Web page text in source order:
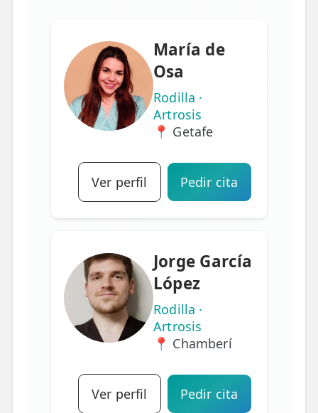
María de
Osa
Rodilla ·
Artrosis
📍 Getafe
Ver perfil Pedir cita
Jorge García
López
Rodilla ·
Artrosis
📍 Chamberí
Ver perfil Pedir cita